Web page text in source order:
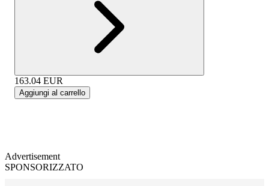
163.04 EUR
Aggiungi al carrello
Advertisement
SPONSORIZZATO